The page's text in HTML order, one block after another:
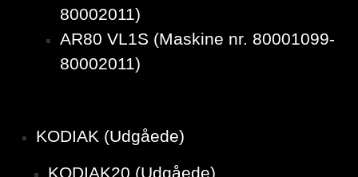
80002011)
AR80 VL1S (Maskine nr. 80001099-
80002011)
KODIAK (Udgåede)
KODIAK20 (Udgåede)